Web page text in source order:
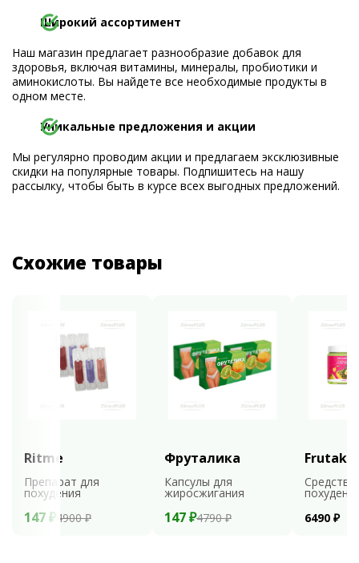
Широкий ассортимент
Наш магазин предлагает разнообразие добавок для
здоровья, включая витамины, минералы, пробиотики и
аминокислоты. Вы найдете все необходимые продукты в
одном месте.
Уникальные предложения и акции
Мы регулярно проводим акции и предлагаем эксклюзивные
скидки на популярные товары. Подпишитесь на нашу
рассылку, чтобы быть в курсе всех выгодных предложений.
Схожие товары
Ritme
Препарат для
похудения
147 ₽ 4900 ₽
Фруталика
Капсулы для
жиросжигания
147 ₽4790 ₽
6490 ₽